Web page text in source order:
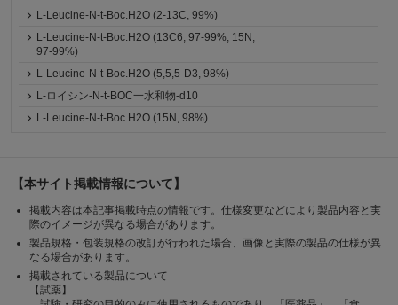
L-Leucine-N-t-Boc.H2O (2-13C, 99%)
L-Leucine-N-t-Boc.H2O (13C6, 97-99%; 15N,
97-99%)
L-Leucine-N-t-Boc.H2O (5,5,5-D3, 98%)
L-ロイシン-N-t-BOC一水和物-d10
L-Leucine-N-t-Boc.H2O (15N, 98%)
【本サイト掲載情報について】
掲載内容は本記事掲載時点の情報です。仕様変更などにより製品内容と実
際のイメージが異なる場合があります。
製品規格・包装規格の改訂が行われた場合、画像と実際の製品の仕様が異
なる場合があります。
掲載されている製品について
【試薬】